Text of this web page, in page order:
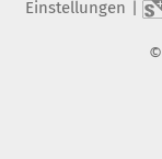
Einstellungen
©